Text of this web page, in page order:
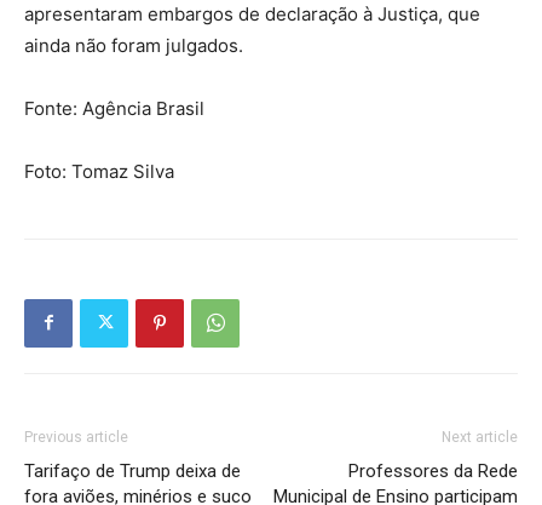
apresentaram embargos de declaração à Justiça, que
ainda não foram julgados.
Fonte: Agência Brasil
Foto: Tomaz Silva
Previous article
Tarifaço de Trump deixa de
fora aviões, minérios e suco
Next article
Professores da Rede
Municipal de Ensino participam